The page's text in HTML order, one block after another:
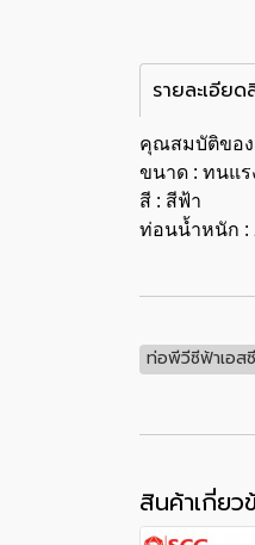
รายละเอียด
คุณสมบัติขอ
ขนาด : ทนแร
สี : สีฟ้า
ท่อนน้ำหนัก :
ท่อพีวีซีฟ้าเอสซี
สินค้าเกี่ยว